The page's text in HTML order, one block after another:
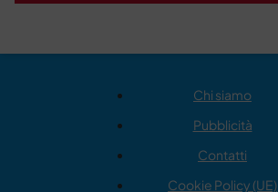
Chi siamo
Pubblicità
Contatti
Cookie Policy (UE)